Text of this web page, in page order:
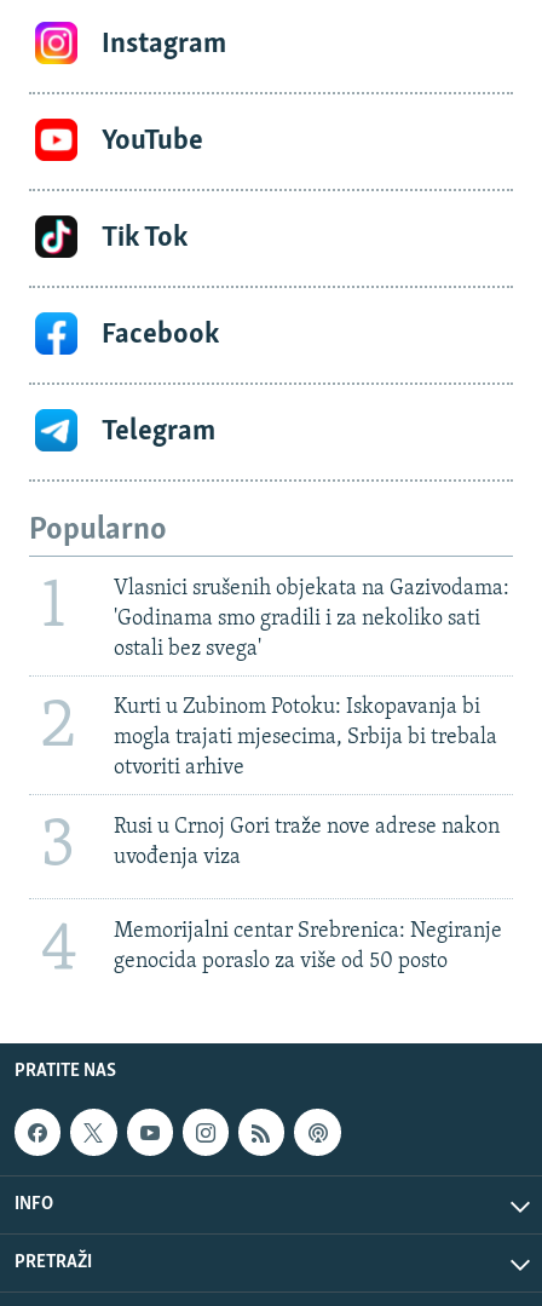
Instagram
YouTube
Tik Tok
Facebook
Telegram
Popularno
1
Vlasnici srušenih objekata na Gazivodama:
'Godinama smo gradili i za nekoliko sati
ostali bez svega'
2
Kurti u Zubinom Potoku: Iskopavanja bi
mogla trajati mjesecima, Srbija bi trebala
otvoriti arhive
3
Rusi u Crnoj Gori traže nove adrese nakon
uvođenja viza
4
Memorijalni centar Srebrenica: Negiranje
genocida poraslo za više od 50 posto
PRATITE NAS
INFO
PRETRAŽI